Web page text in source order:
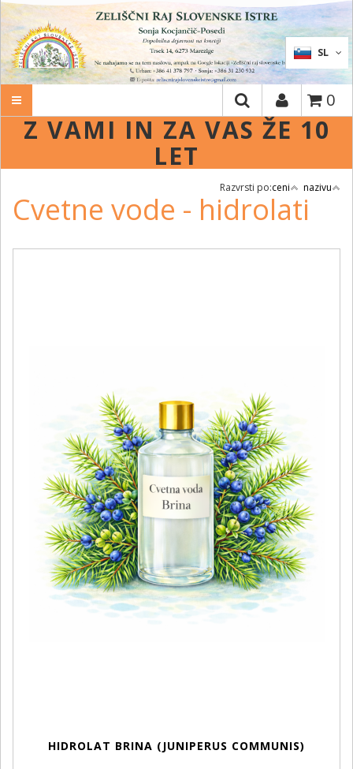
IŠČI
SL
0
Z VAMI IN ZA VAS ŽE 10
LET
Razvrsti po:ceni nazivu
Cvetne vode - hidrolati
HIDROLAT BRINA (JUNIPERUS COMMUNIS)